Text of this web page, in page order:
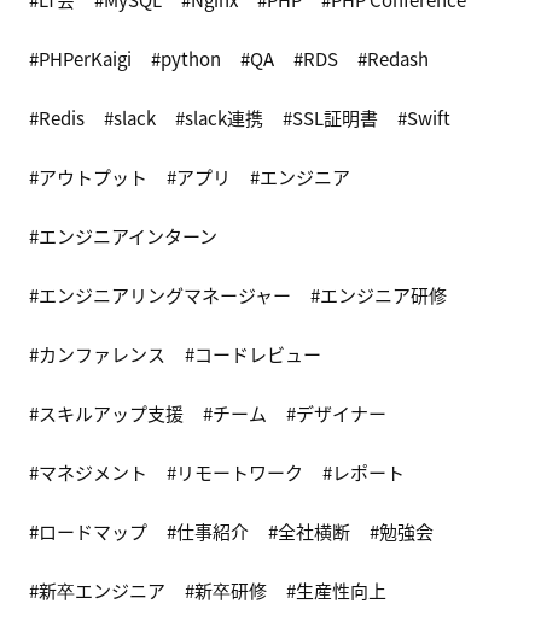
PHPerKaigi python QA RDS Redash
Redis slack slack連携 SSL証明書 Swift
アウトプット アプリ エンジニア
エンジニアインターン
エンジニアリングマネージャー エンジニア研修
カンファレンス コードレビュー
スキルアップ支援 チーム デザイナー
マネジメント リモートワーク レポート
ロードマップ 仕事紹介 全社横断 勉強会
新卒エンジニア 新卒研修 生産性向上